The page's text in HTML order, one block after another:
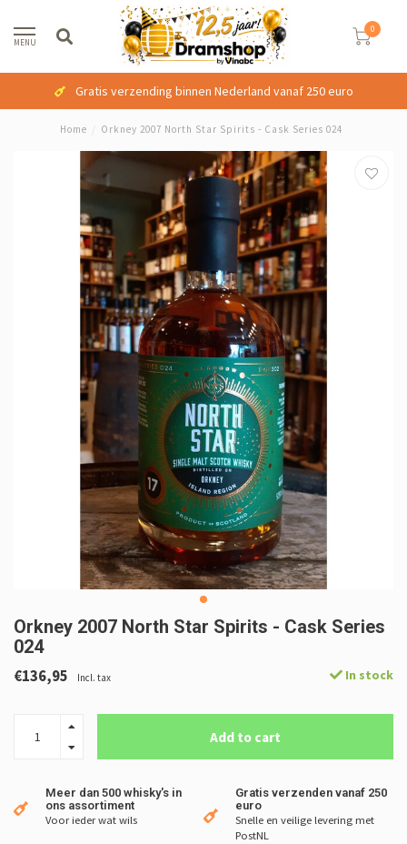
MENU
0
Gratis verzending binnen Nederland vanaf 250 euro
Home Orkney 2007 North Star Spirits - Cask Series 024
Orkney 2007 North Star Spirits - Cask Series
024
€136,95 Incl. tax In stock
Add to cart
Meer dan 500 whisky's in
ons assortiment
Voor ieder wat wils
Gratis verzenden vanaf 250
euro
Snelle en veilige levering met
PostNL